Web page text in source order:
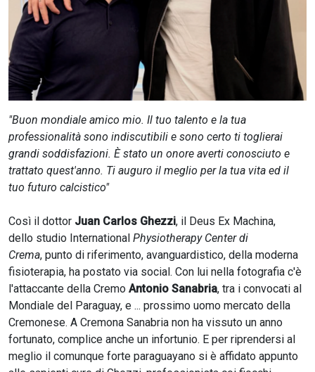
"Buon mondiale amico mio. Il tuo talento e la tua
professionalità sono indiscutibili e sono certo ti toglierai
grandi soddisfazioni. È stato un onore averti conosciuto e
trattato quest'anno. Ti auguro il meglio per la tua vita ed il
tuo futuro calcistico"
Così il dottor Juan Carlos Ghezzi, il Deus Ex Machina,
dello studio International Physiotherapy Center di
Crema, punto di riferimento, avanguardistico, della moderna
fisioterapia, ha postato via social. Con lui nella fotografia c'è
l'attaccante della Cremo Antonio Sanabria, tra i convocati al
Mondiale del Paraguay, e ... prossimo uomo mercato della
Cremonese. A Cremona Sanabria non ha vissuto un anno
fortunato, complice anche un infortunio. E per riprendersi al
meglio il comunque forte paraguayano si è affidato appunto